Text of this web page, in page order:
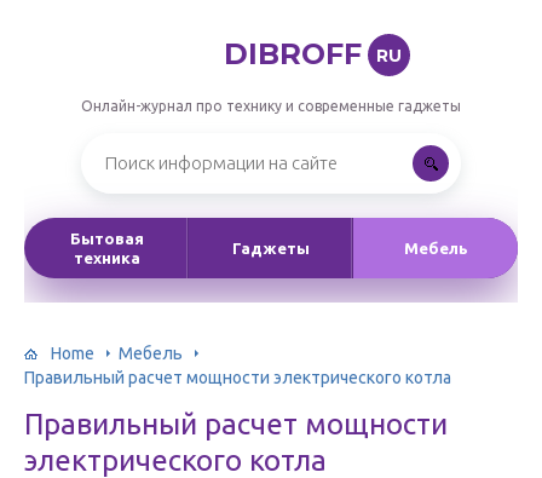
DIBROFF RU
Онлайн-журнал про технику и современные гаджеты
Бытовая
техника
Гаджеты Мебель
Home
Мебель
Правильный расчет мощности электрического котла
Правильный расчет мощности
электрического котла